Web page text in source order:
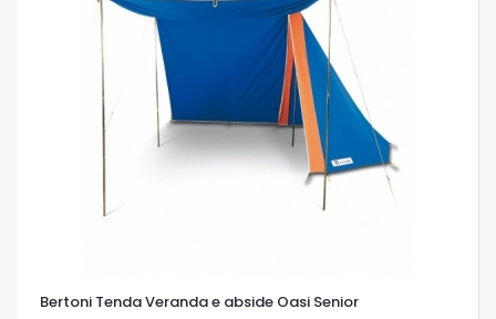
Bertoni Tenda Veranda e abside Oasi Senior